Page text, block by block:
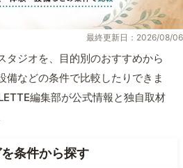
最終更新日：2026/08/06
タジオを、目的別のおすすめから
備などの条件で比較したりできま
編集部が公式情報と独自取材
条件から探す